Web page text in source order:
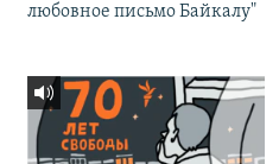
любовное письмо Байкалу"